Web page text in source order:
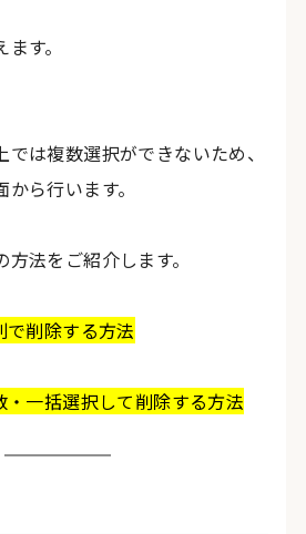
す。
は複数選択ができないため、
ら行います。
法をご紹介します。
削除する方法
一括選択して削除する方法